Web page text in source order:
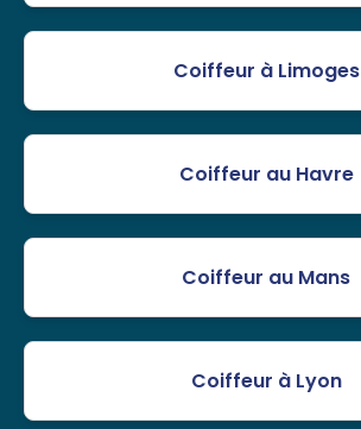
Coiffeur à Limoges
Coiffeur au Havre
Coiffeur au Mans
Coiffeur à Lyon